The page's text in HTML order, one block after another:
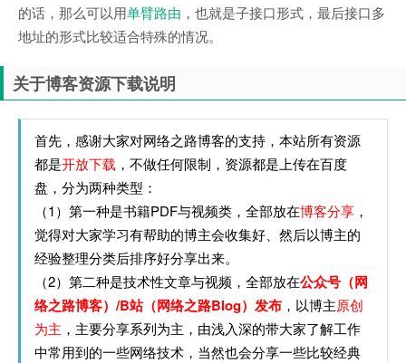
的话，那么可以用单臂路由 ，也就是子接口形式，最后接口多
地址的形式比较适合特殊的情况。
关于博客资源下载说明
首先，感谢大家对网络之路博客的支持，本站所有资源
都是开放下载 ，不做任何限制，资源都是上传在百度
盘，分为两种类型：
（1）第一种是书籍PDF与视频类，全部放在博客分享 ，
觉得对大家学习有帮助的博主会收集好、然后以博主的
经验整理分类后排序好分享出来。
（2）第二种是技术性文章与视频，全部放在公众号（网
络之路博客）/B站（网络之路Blog）发布 ，以博主原创
为主 ，主要分享系列为主，由浅入深的带大家了解工作
中常用到的一些网络技术，当然也会分享一些比较经典